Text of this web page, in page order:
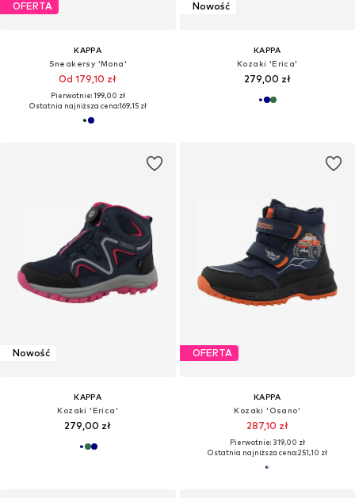
OFERTA
KAPPA
Sneakersy 'Mona'
Od 179,10 zł
Pierwotnie: 199,00 zł
Ostatnia najniższa cena:169,15 zł
Nowość
KAPPA
Kozaki 'Erica'
279,00 zł
Nowość
KAPPA
Kozaki 'Erica'
279,00 zł
OFERTA
KAPPA
Kozaki 'Osano'
287,10 zł
Pierwotnie: 319,00 zł
Ostatnia najniższa cena:251,10 zł